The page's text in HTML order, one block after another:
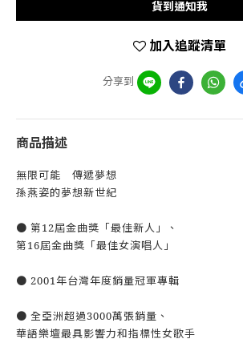
貨到通知我
加入追蹤清單
分享到
商品描述
無限可能 傳遞夢想
孫燕姿的夢想新世紀
● 第12屆金曲獎「最佳新人」、
第16屆金曲獎「最佳女演唱人」
● 2001年台灣年度銷量冠軍專輯
● 全亞洲超過3000萬張銷量、
華語樂壇最具影響力和指標性女歌手